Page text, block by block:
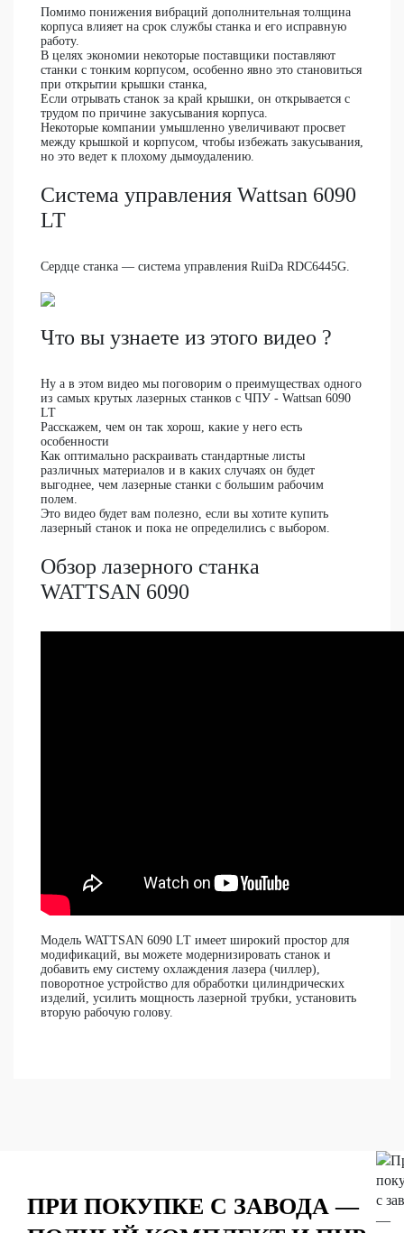
Помимо понижения вибраций дополнительная толщина
корпуса влияет на срок службы станка и его исправную
работу.
В целях экономии некоторые поставщики поставляют
станки с тонким корпусом, особенно явно это становиться
при открытии крышки станка,
Если отрывать станок за край крышки, он открывается с
трудом по причине закусывания корпуса.
Некоторые компании умышленно увеличивают просвет
между крышкой и корпусом, чтобы избежать закусывания,
но это ведет к плохому дымоудалению.
Система управления Wattsan 6090
LT
Сердце станка — система управления RuiDa RDC6445G.
Что вы узнаете из этого видео ?
Ну а в этом видео мы поговорим о преимуществах одного
из самых крутых лазерных станков с ЧПУ - Wattsan 6090
LT
Расскажем, чем он так хорош, какие у него есть
особенности
Как оптимально раскраивать стандартные листы
различных материалов и в каких случаях он будет
выгоднее, чем лазерные станки с большим рабочим
полем.
Это видео будет вам полезно, если вы хотите купить
лазерный станок и пока не определились с выбором.
Обзор лазерного станка
WATTSAN 6090
Модель WATTSAN 6090 LT имеет широкий простор для
модификаций, вы можете модернизировать станок и
добавить ему систему охлаждения лазера (чиллер),
поворотное устройство для обработки цилиндрических
изделий, усилить мощность лазерной трубки, установить
вторую рабочую голову.
ПРИ ПОКУПКЕ С ЗАВОДА —